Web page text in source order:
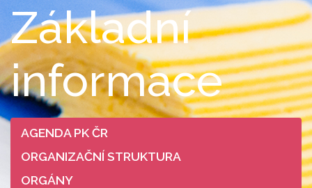
Základní
informace
AGENDA PK ČR
ORGANIZAČNÍ STRUKTURA
ORGÁNY